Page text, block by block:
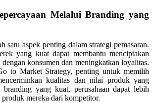
Melalui Branding yang
satu aspek penting dalam strategi pemasaran.
yang kuat dapat membantu menciptakan
konsumen dan meningkatkan loyalitas.
to Market Strategy, penting untuk memilih
kualitas dan nilai produk yang
branding yang kuat, perusahaan dapat lebih
mereka dari kompetitor.